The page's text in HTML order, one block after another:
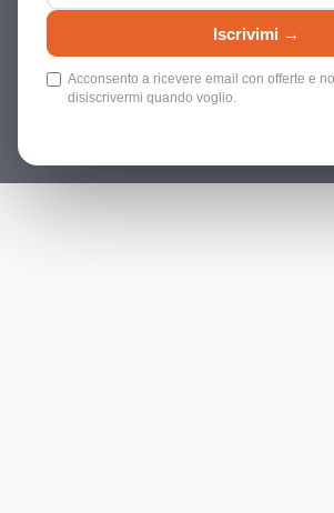
Iscrivimi →
Acconsento a ricevere email con offerte e
disiscrivermi quando voglio.